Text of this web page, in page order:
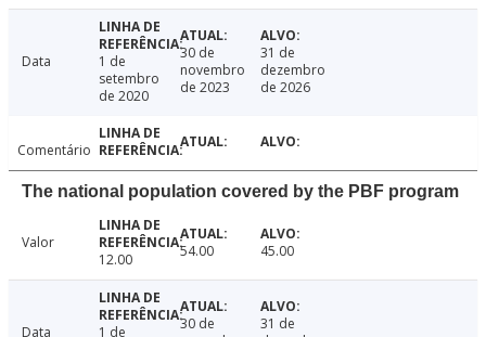
Data
1 de
setembro
de 2020
30 de
novembro
de 2023
31 de
dezembro
de 2026
Comentário
The national population covered by the PBF program
Valor
12.00
54.00 45.00
Data
1 de
30 de
31 de